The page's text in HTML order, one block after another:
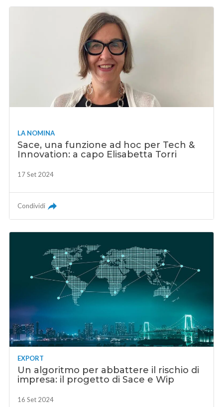
LA NOMINA
Sace, una funzione ad hoc per Tech &
Innovation: a capo Elisabetta Torri
17 Set 2024
Condividi
EXPORT
Un algoritmo per abbattere il rischio di
impresa: il progetto di Sace e Wip
16 Set 2024